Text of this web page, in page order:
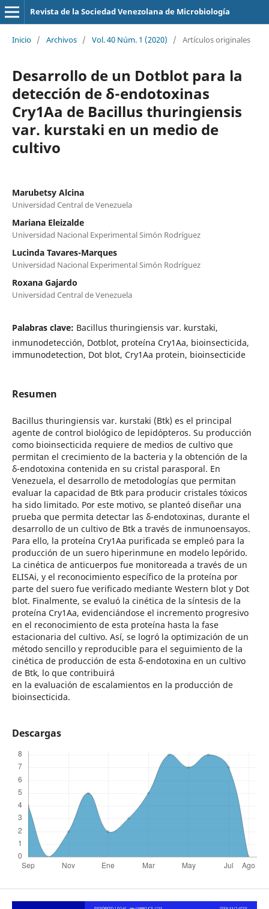
Revista de la Sociedad Venezolana de Microbiología
Inicio / Archivos / Vol. 40 Núm. 1 (2020) / Artículos originales
Desarrollo de un Dotblot para la
detección de δ-endotoxinas
Cry1Aa de Bacillus thuringiensis
var. kurstaki en un medio de
cultivo
Marubetsy Alcina
Universidad Central de Venezuela
Mariana Eleizalde
Universidad Nacional Experimental Simón Rodríguez
Lucinda Tavares-Marques
Universidad Nacional Experimental Simón Rodríguez
Roxana Gajardo
Universidad Central de Venezuela
Palabras clave: Bacillus thuringiensis var. kurstaki,
inmunodetección, Dotblot, proteína Cry1Aa, bioinsecticida,
immunodetection, Dot blot, Cry1Aa protein, bioinsecticide
Resumen
Bacillus thuringiensis var. kurstaki (Btk) es el principal
agente de control biológico de lepidópteros. Su producción
como bioinsecticida requiere de medios de cultivo que
permitan el crecimiento de la bacteria y la obtención de la
δ-endotoxina contenida en su cristal parasporal. En
Venezuela, el desarrollo de metodologías que permitan
evaluar la capacidad de Btk para producir cristales tóxicos
ha sido limitado. Por este motivo, se planteó diseñar una
prueba que permita detectar las δ-endotoxinas, durante el
desarrollo de un cultivo de Btk a través de inmunoensayos.
Para ello, la proteína Cry1Aa purificada se empleó para la
producción de un suero hiperinmune en modelo lepórido.
La cinética de anticuerpos fue monitoreada a través de un
ELISAi, y el reconocimiento específico de la proteína por
parte del suero fue verificado mediante Western blot y Dot
blot. Finalmente, se evaluó la cinética de la síntesis de la
proteína Cry1Aa, evidenciándose el incremento progresivo
en el reconocimiento de esta proteína hasta la fase
estacionaria del cultivo. Así, se logró la optimización de un
método sencillo y reproducible para el seguimiento de la
cinética de producción de esta δ-endotoxina en un cultivo
de Btk, lo que contribuirá
en la evaluación de escalamientos en la producción de
bioinsecticida.
Descargas